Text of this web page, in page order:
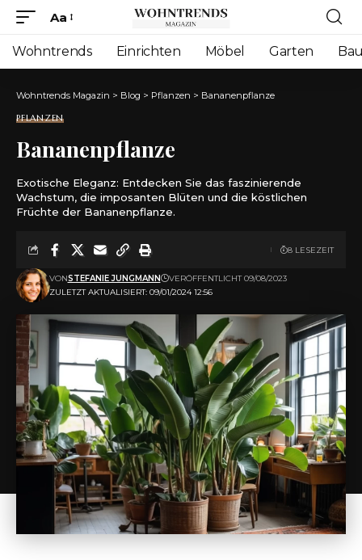
Font
Resizer
Aa
Wohntrends Einrichten Möbel Garten
Wohntrends Magazin > Blog > Pflanzen > Bananenpflanze
PFLANZEN
Bananenpflanze
Exotische Eleganz: Entdecken Sie das faszinierende
Wachstum, die imposanten Blüten und die köstlichen
Früchte der Bananenpflanze.
ZULETZT AKTUALISIERT: 09/01/2024 12:56
VONSTEFANIE JUNGMANN VERÖFFENTLICHT 09/08/2023
8 LESEZEIT